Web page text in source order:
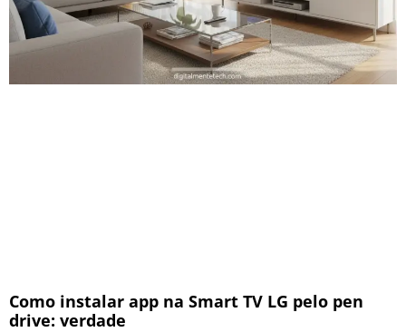
Como instalar app na Smart TV LG pelo pen
drive: verdade